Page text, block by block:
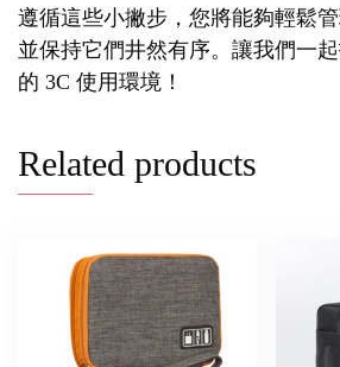
遵循這些小撇步，您將能夠輕鬆管
並保持它們井然有序。讓我們一
的 3C 使用環境！
Related products